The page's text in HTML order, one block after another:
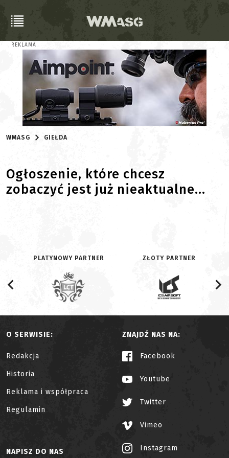
REKLAMA
WMASG GIEŁDA
Ogłoszenie, które chcesz
zobaczyć jest już nieaktualne...
PLATYNOWY PARTNER ZŁOTY PARTNER
O SERWISIE:
Redakcja
Historia
Reklama i współpraca
Regulamin
ZNAJDŹ NAS NA:
Facebook
Youtube
Twitter
Vimeo
Instagram
NAPISZ DO NAS